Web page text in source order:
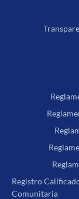
Registro
Comunitaria